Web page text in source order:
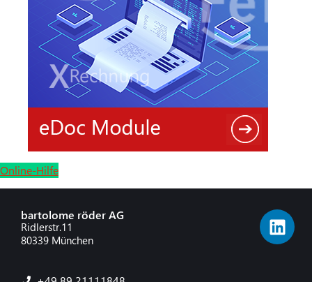
Online-Hilfe
bartolome röder AG
Ridlerstr.11
80339 München